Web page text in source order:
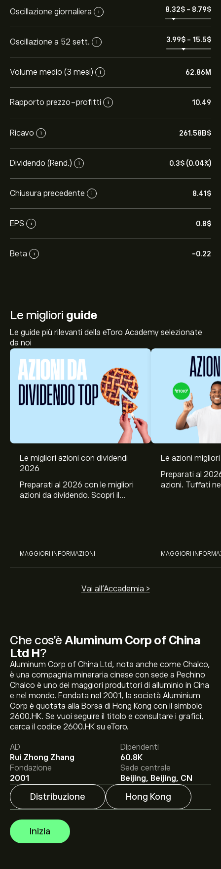
Oscillazione giornaliera i 8.32‎$‎ - 8.79‎$‎
Oscillazione a 52 sett. i 3.99‎$‎ - 15.5‎$‎
Volume medio (3 mesi) i 62.86M
Rapporto prezzo-profitti i 10.49
Ricavo i 261.58B‎$‎
Dividendo (Rend.) i 0.3‎$‎ (0.04%)
Chiusura precedente i 8.41‎$‎
EPS i 0.8‎$‎
Beta i -0.22
Che cos'è Aluminum Corp of China
Ltd H?
Aluminum Corp of China Ltd, nota anche come Chalco,
è una compagnia mineraria cinese con sede a Pechino
Chalco è uno dei maggiori produttori di alluminio in Cina
e nel mondo. Fondata nel 2001, la società Aluminium
Corp è quotata alla Borsa di Hong Kong con il simbolo
2600.HK. Se vuoi seguire il titolo e consultare i grafici,
cerca il codice 2600.HK su eToro.
AD
Rui Zhong Zhang
Dipendenti
60.8K
Fondazione
2001
Sede centrale
Beijing, Beijing, CN
Distribuzione Hong Kong
Inizia
Le migliori guide
Le guide più rilevanti della eToro Academy selezionate
da noi
Le migliori azioni con dividendi
2026
Preparati al 2026 con le migliori
azioni da dividendo. Scopri il
MAGGIORI INFORMAZIONI
Le azioni
Preparati al
azioni. Tuffati
MAGGIORI
Vai all'Accademia >
Il prezzo attuale delle azioni 2600.HK è di 8.41‎$‎.
Il target di prezzo medio per le azioni Aluminum Corp of
China Ltd H è di 8.41‎$‎.Iscrivitisu eToro per previsioni
dettagliate degli analisti e obiettivi di prezzo.
Gli analisti offrono previsioni per le azioni Aluminum
Corp of China Ltd H basate su tendenze di mercato,
rapporti finanziari e crescita prevista. Consulta le